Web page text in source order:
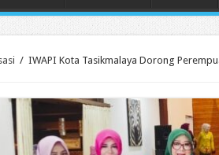
/ IWAPI Kota Tasikmalaya Dorong